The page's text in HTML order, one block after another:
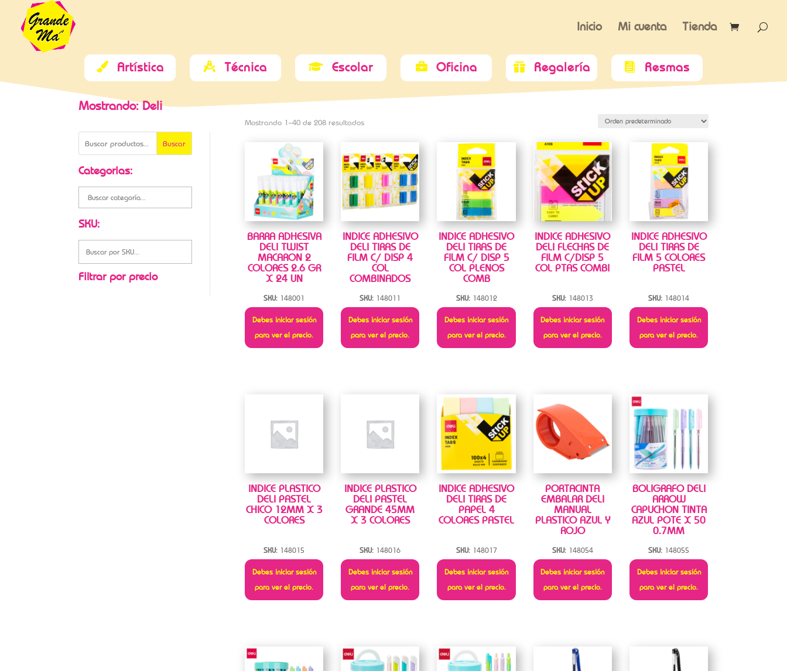
Inicio Mi cuenta Tienda
 Artística  Técnica  Escolar  Oficina  Regalería  Resmas
Mostrando: Deli
Buscar
Categorias:
SKU:
Filtrar por precio
Mostrando 1–40 de 208 resultados
BARRA ADHESIVA
DELI TWIST
MACARON 2
COLORES 2.6 GR
X 24 UN
SKU: 148001
Debes iniciar sesión
para ver el precio.
INDICE ADHESIVO
DELI TIRAS DE
FILM C/ DISP 4
COL
COMBINADOS
SKU: 148011
Debes iniciar sesión
para ver el precio.
INDICE ADHESIVO
DELI TIRAS DE
FILM C/ DISP 5
COL PLENOS
COMB
SKU: 148012
Debes iniciar sesión
para ver el precio.
INDICE ADHESIVO
DELI FLECHAS DE
FILM C/DISP 5
COL PTAS COMBI
SKU: 148013
Debes iniciar sesión
para ver el precio.
INDICE ADHESIVO
DELI TIRAS DE
FILM 5 COLORES
PASTEL
SKU: 148014
Debes iniciar sesión
para ver el precio.
INDICE PLASTICO
DELI PASTEL
CHICO 12MM X 3
COLORES
SKU: 148015
Debes iniciar sesión
para ver el precio.
INDICE PLASTICO
DELI PASTEL
GRANDE 45MM
X 3 COLORES
SKU: 148016
Debes iniciar sesión
para ver el precio.
INDICE ADHESIVO
DELI TIRAS DE
PAPEL 4
COLORES PASTEL
SKU: 148017
Debes iniciar sesión
para ver el precio.
PORTACINTA
EMBALAR DELI
MANUAL
PLASTICO AZUL Y
ROJO
SKU: 148054
Debes iniciar sesión
para ver el precio.
BOLIGRAFO DELI
ARROW
CAPUCHON TINTA
AZUL POTE X 50
0.7MM
SKU: 148055
Debes iniciar sesión
para ver el precio.